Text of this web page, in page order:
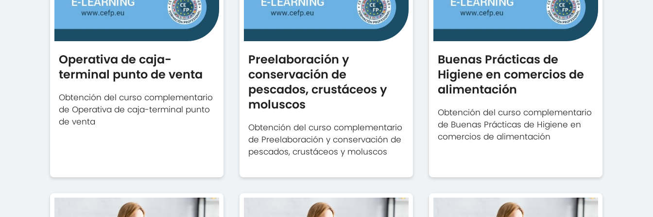
Operativa de caja-
terminal punto de venta
Obtención del curso complementario
de Operativa de caja-terminal punto
de venta
Preelaboración y
conservación de
pescados, crustáceos y
moluscos
Obtención del curso complementario
de Preelaboración y conservación de
pescados, crustáceos y moluscos
Buenas Prácticas de
Higiene en comercios de
alimentación
Obtención del curso complementario
de Buenas Prácticas de Higiene en
comercios de alimentación